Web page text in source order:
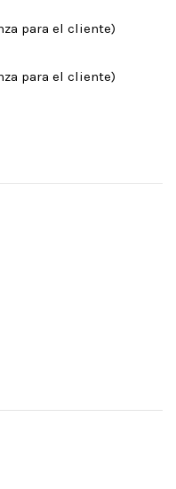
para el cliente)
para el cliente)